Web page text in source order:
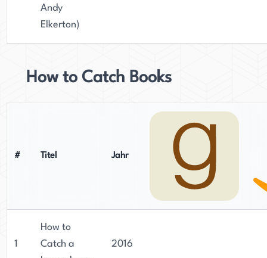
Andy
Elkerton)
How to Catch Books
# Titel Jahr
1
How to
Catch a
2016